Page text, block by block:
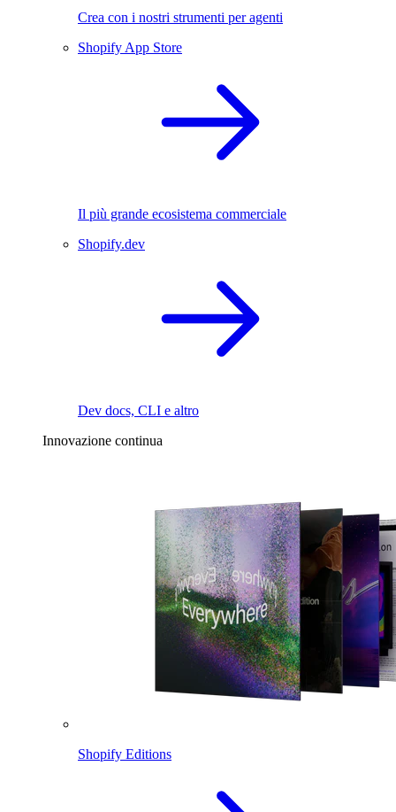
Crea con i nostri strumenti per agenti
Shopify App Store
Il più grande ecosistema commerciale
Shopify.dev
Dev docs, CLI e altro
Innovazione continua
Shopify Editions